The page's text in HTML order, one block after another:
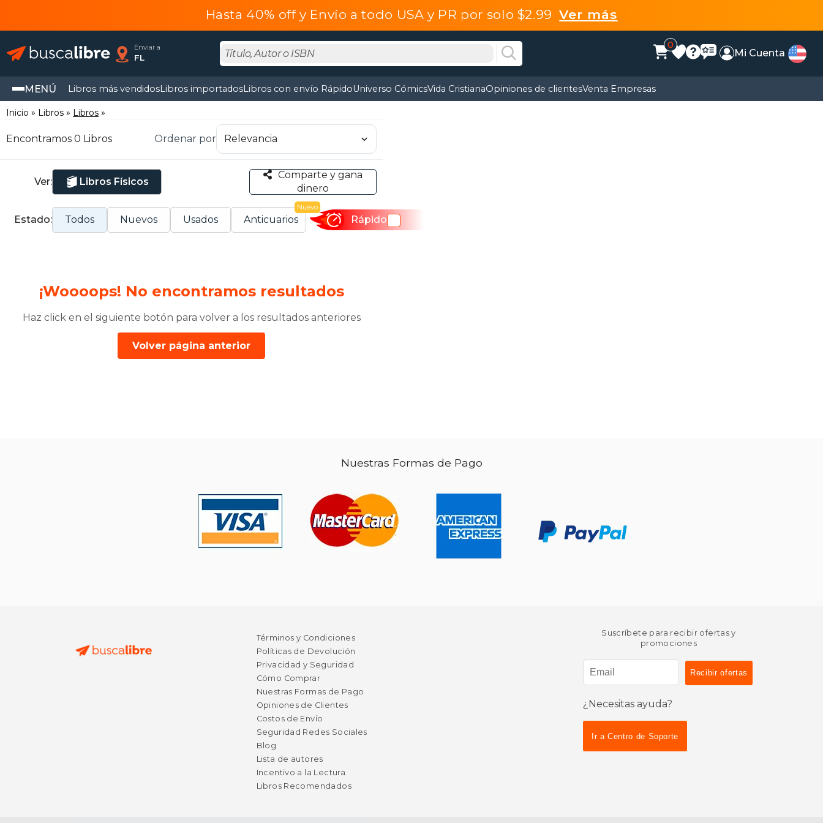
Hasta 40% off y Envío a todo USA y PR por solo $2.99Ver más
Enviar a
FL
0
Mi Cuenta
MENÚ Libros más vendidosLibros importadosLibros con envío RápidoUniverso CómicsVida CristianaOpiniones de clientesVenta Empresas
Inicio Libros Libros
Encontramos 0 Libros Ordenar por
Ver: Libros Físicos
Comparte y gana
dinero
Estado: Todos Nuevos Usados Anticuarios
Nuevo
Rápido
¡Woooops! No encontramos resultados
Haz click en el siguiente botón para volver a los resultados anteriores
Volver página anterior
Nuestras Formas de Pago
Términos y Condiciones
Políticas de Devolución
Privacidad y Seguridad
Cómo Comprar
Nuestras Formas de Pago
Opiniones de Clientes
Costos de Envío
Seguridad Redes Sociales
Blog
Lista de autores
Incentivo a la Lectura
Libros Recomendados
Suscríbete para recibir ofertas y
promociones
¿Necesitas ayuda?
Ir a Centro de Soporte